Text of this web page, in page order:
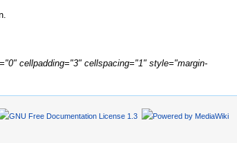
cellpadding="3" cellspacing="1" style="margin-